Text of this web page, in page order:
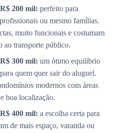
200 mil: perfeito para
ou mesmo famílias.
muito funcionais e costumam
ao transporte público.
300 mil: um ótimo equilíbrio
quem quer sair do aluguel.
modernos com áreas
boa localização.
400 mil: a escolha certa para
de mais espaço, varanda ou